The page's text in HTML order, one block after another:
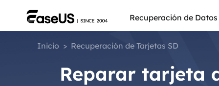
Recuperación de Datos
Inicio > Recuperación de Tarjetas SD
Reparar tarjeta